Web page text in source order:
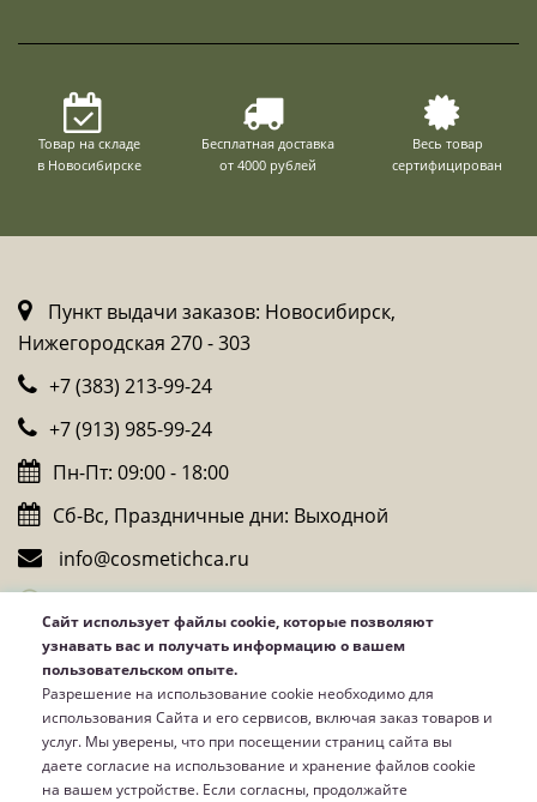
Сайт использует файлы cookie, которые позволяют
узнавать вас и получать информацию о вашем
пользовательском опыте.
Разрешение на использование cookie необходимо для
использования Сайта и его сервисов, включая заказ товаров и
услуг. Мы уверены, что при посещении страниц сайта вы
даете согласие на использование и хранение файлов cookie
на вашем устройстве. Если согласны, продолжайте
Товар на складе
в Новосибирске
Бесплатная доставка
от 4000 рублей
Весь товар
сертифицирован
Пункт выдачи заказов: Новосибирск,
Нижегородская 270 - 303
+7 (383) 213-99-24
+7 (913) 985-99-24
Пн-Пт: 09:00 - 18:00
Сб-Вс, Праздничные дни: Выходной
info@cosmetichca.ru
Whatsapp
Telegram
Viber